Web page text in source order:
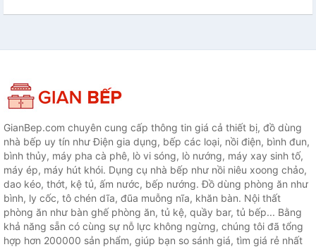
GianBep.com chuyên cung cấp thông tin giá cả thiết bị, đồ dùng
nhà bếp uy tín như Điện gia dụng, bếp các loại, nồi điện, bình đun,
bình thủy, máy pha cà phê, lò vi sóng, lò nướng, máy xay sinh tố,
máy ép, máy hút khói. Dụng cụ nhà bếp như nồi niêu xoong chảo,
dao kéo, thớt, kệ tủ, ấm nước, bếp nướng. Đồ dùng phòng ăn như
bình, ly cốc, tô chén dĩa, đũa muỗng nĩa, khăn bàn. Nội thất
phòng ăn như bàn ghế phòng ăn, tủ kệ, quầy bar, tủ bếp... Bằng
khả năng sẵn có cùng sự nỗ lực không ngừng, chúng tôi đã tổng
hợp hơn 200000 sản phẩm, giúp bạn so sánh giá, tìm giá rẻ nhất